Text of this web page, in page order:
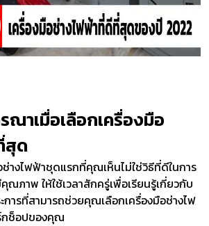
าเมื่อเลือกเครื่องมือ
สุด
างไฟฟ้าชุดแรกที่คุณเห็นไม่ใช่วิธีที่ดีในการ
ณภาพ ให้ใช้เวลาสักครู่เพื่อเรียนรู้เกี่ยวกับ
ารที่สามารถช่วยคุณเลือกเครื่องมือช่างไฟ
กช็อปของคุณ